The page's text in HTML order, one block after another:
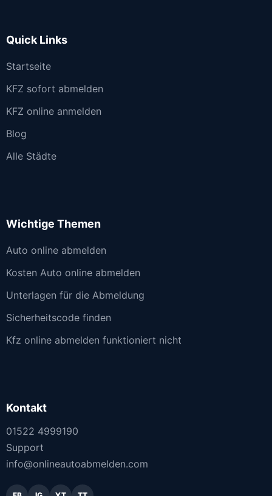
Quick Links
Startseite
KFZ sofort abmelden
KFZ online anmelden
Blog
Alle Städte
Wichtige Themen
Auto online abmelden
Kosten Auto online abmelden
Unterlagen für die Abmeldung
Sicherheitscode finden
Kfz online abmelden funktioniert nicht
Kontakt
01522 4999190
Support
info@onlineautoabmelden.com